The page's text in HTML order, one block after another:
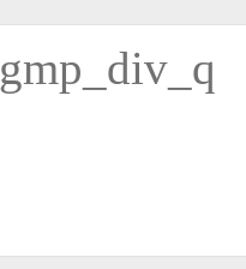
gmp_div_q